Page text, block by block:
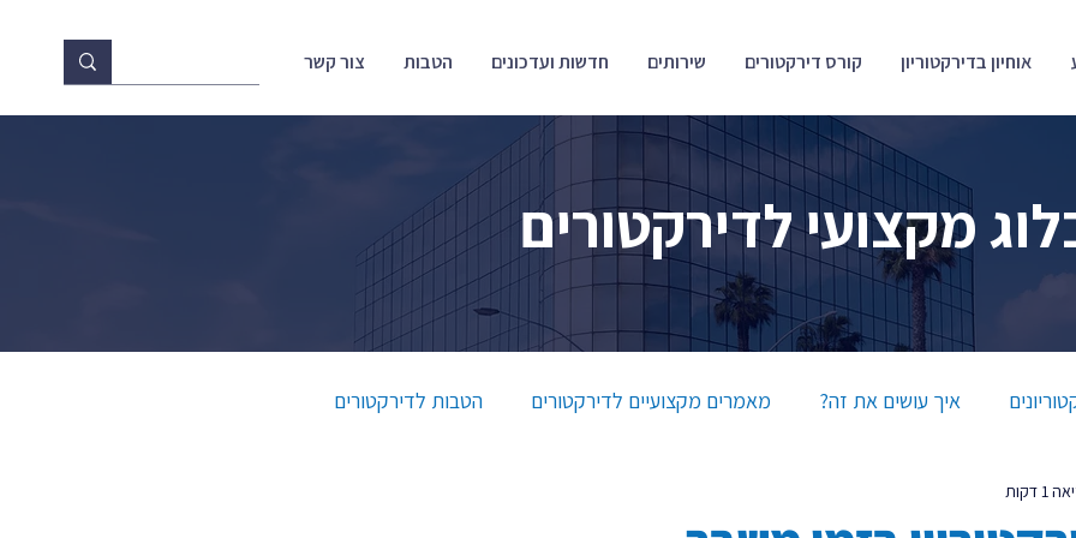
אוחיון בדירקטוריון קורס דירקטורים שירותים חדשות ועדכונים הטבות צור קשר
מקצועי לדירקטורים
איך עושים את זה? מאמרים מקצועיים לדירקטורים הטבות לדירקטורים
חדשות ועדכונים
דקות